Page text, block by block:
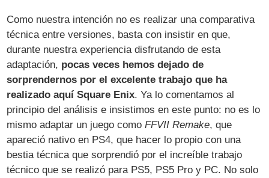
Como nuestra intención no es realizar una comparativa
técnica entre versiones, basta con insistir en que,
durante nuestra experiencia disfrutando de esta
adaptación, pocas veces hemos dejado de
sorprendernos por el excelente trabajo que ha
realizado aquí Square Enix. Ya lo comentamos al
principio del análisis e insistimos en este punto: no es lo
mismo adaptar un juego comoFFVII Remake, que
apareció nativo en PS4, que hacer lo propio con una
bestia técnica que sorprendió por el increíble trabajo
técnico que se realizó para PS5, PS5 Pro y PC. No solo